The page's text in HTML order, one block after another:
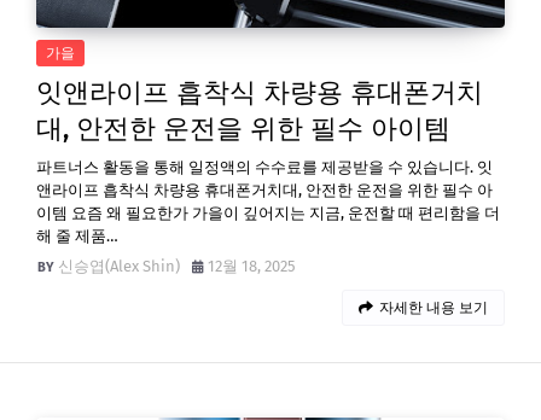
가을
잇앤라이프 흡착식 차량용 휴대폰거치
대, 안전한 운전을 위한 필수 아이템
파트너스 활동을 통해 일정액의 수수료를 제공받을 수 있습니다. 잇
앤라이프 흡착식 차량용 휴대폰거치대, 안전한 운전을 위한 필수 아
이템 요즘 왜 필요한가 가을이 깊어지는 지금, 운전할 때 편리함을 더
해 줄 제품…
신승엽(Alex Shin)
12월 18, 2025
자세한 내용 보기